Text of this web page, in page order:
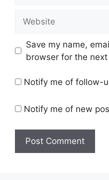
Save my name,
browser for the
Notify me of follow-
Notify me of new